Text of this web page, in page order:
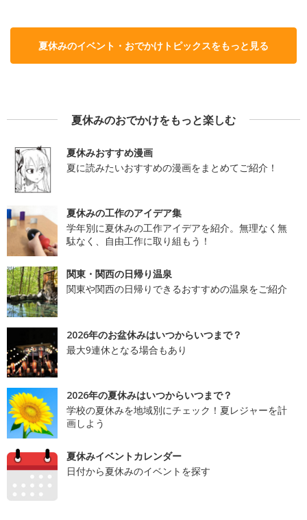
夏休みのイベント・おでかけトピックスをもっと見る
夏休みのおでかけをもっと楽しむ
夏休みおすすめ漫画
夏に読みたいおすすめの漫画をまとめてご紹介！
夏休みの工作のアイデア集
学年別に夏休みの工作アイデアを紹介。無理なく無
駄なく、自由工作に取り組もう！
関東・関西の日帰り温泉
関東や関西の日帰りできるおすすめの温泉をご紹介
2026年のお盆休みはいつからいつまで？
最大9連休となる場合もあり
2026年の夏休みはいつからいつまで？
学校の夏休みを地域別にチェック！夏レジャーを計
画しよう
夏休みイベントカレンダー
日付から夏休みのイベントを探す